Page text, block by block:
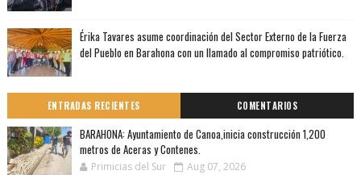
Érika Tavares asume coordinación del Sector Externo de la Fuerza
del Pueblo en Barahona con un llamado al compromiso patriótico.
ENTRADAS RECIENTES COMENTARIOS
BARAHONA: Ayuntamiento de Canoa,inicia construcción 1,200
metros de Aceras y Contenes.
Primicias del Sur Aug 07, 2026